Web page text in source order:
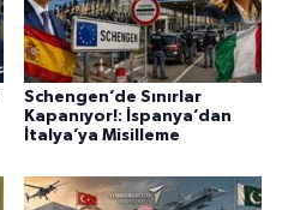
Schengen’de Sınırlar
Kapanıyor!: İspanya’dan
İtalya’ya Misilleme